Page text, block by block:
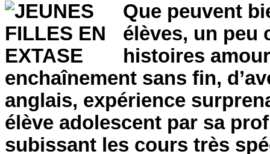
Que peuvent
élèves, un peu
histoires
enchaînement sans fin,
anglais, expérience
élève adolescent par sa
subissant les cours très